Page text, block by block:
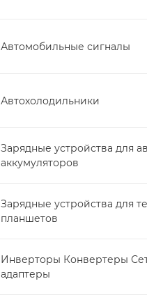
Автомобильные сигналы
Автохолодильники
Зарядные устройства для
аккумуляторов
Зарядные устройства для
планшетов
Инверторы Конвертеры
адаптеры